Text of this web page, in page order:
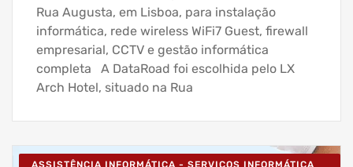
Rua Augusta, em Lisboa, para instalação
informática, rede wireless WiFi7 Guest, firewall
empresarial, CCTV e gestão informática
completa A DataRoad foi escolhida pelo LX
Arch Hotel, situado na Rua
ASSISTÊNCIA INFORMÁTICA - SERVIÇOS INFORMÁTICA